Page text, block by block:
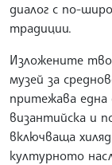
диалог с по-
традиции.
Изложените
музей за
притежава една
византийска и
включваща
културното